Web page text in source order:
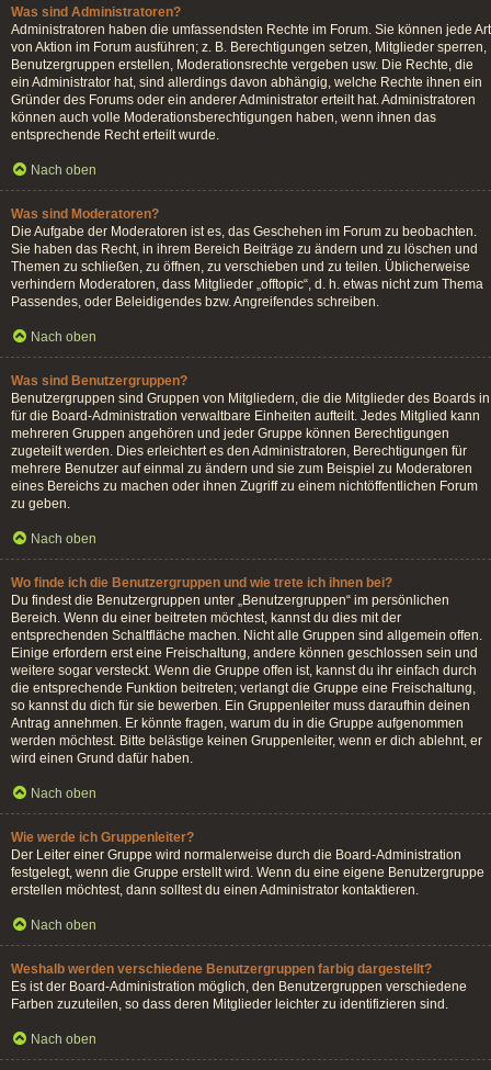
Was sind Administratoren?
Administratoren haben die umfassendsten Rechte im Forum. Sie können jede Art
von Aktion im Forum ausführen; z. B. Berechtigungen setzen, Mitglieder sperren,
Benutzergruppen erstellen, Moderationsrechte vergeben usw. Die Rechte, die
ein Administrator hat, sind allerdings davon abhängig, welche Rechte ihnen ein
Gründer des Forums oder ein anderer Administrator erteilt hat. Administratoren
können auch volle Moderationsberechtigungen haben, wenn ihnen das
entsprechende Recht erteilt wurde.
Nach oben
Was sind Moderatoren?
Die Aufgabe der Moderatoren ist es, das Geschehen im Forum zu beobachten.
Sie haben das Recht, in ihrem Bereich Beiträge zu ändern und zu löschen und
Themen zu schließen, zu öffnen, zu verschieben und zu teilen. Üblicherweise
verhindern Moderatoren, dass Mitglieder „offtopic“, d. h. etwas nicht zum Thema
Passendes, oder Beleidigendes bzw. Angreifendes schreiben.
Nach oben
Was sind Benutzergruppen?
Benutzergruppen sind Gruppen von Mitgliedern, die die Mitglieder des Boards in
für die Board-Administration verwaltbare Einheiten aufteilt. Jedes Mitglied kann
mehreren Gruppen angehören und jeder Gruppe können Berechtigungen
zugeteilt werden. Dies erleichtert es den Administratoren, Berechtigungen für
mehrere Benutzer auf einmal zu ändern und sie zum Beispiel zu Moderatoren
eines Bereichs zu machen oder ihnen Zugriff zu einem nichtöffentlichen Forum
zu geben.
Nach oben
Wo finde ich die Benutzergruppen und wie trete ich ihnen bei?
Du findest die Benutzergruppen unter „Benutzergruppen“ im persönlichen
Bereich. Wenn du einer beitreten möchtest, kannst du dies mit der
entsprechenden Schaltfläche machen. Nicht alle Gruppen sind allgemein offen.
Einige erfordern erst eine Freischaltung, andere können geschlossen sein und
weitere sogar versteckt. Wenn die Gruppe offen ist, kannst du ihr einfach durch
die entsprechende Funktion beitreten; verlangt die Gruppe eine Freischaltung,
so kannst du dich für sie bewerben. Ein Gruppenleiter muss daraufhin deinen
Antrag annehmen. Er könnte fragen, warum du in die Gruppe aufgenommen
werden möchtest. Bitte belästige keinen Gruppenleiter, wenn er dich ablehnt, er
wird einen Grund dafür haben.
Nach oben
Wie werde ich Gruppenleiter?
Der Leiter einer Gruppe wird normalerweise durch die Board-Administration
festgelegt, wenn die Gruppe erstellt wird. Wenn du eine eigene Benutzergruppe
erstellen möchtest, dann solltest du einen Administrator kontaktieren.
Nach oben
Weshalb werden verschiedene Benutzergruppen farbig dargestellt?
Es ist der Board-Administration möglich, den Benutzergruppen verschiedene
Farben zuzuteilen, so dass deren Mitglieder leichter zu identifizieren sind.
Nach oben